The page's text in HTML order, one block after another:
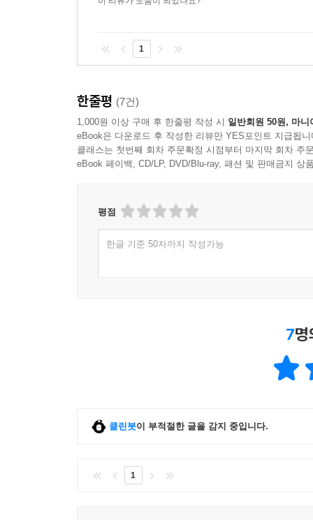
1) 고립어는 단어의 형태가 변하지 않으며 접사
결정된다. 고전 한문과 현대 중국어가 그 예다. 중국
2) 교착어는 어근에 접사가 결합하여 단어가 형
언어가 대체로 교착어이다. 일본어와 한국어가 그
바꾸어도 뉘앙스는 조금 달라질 수 있지만 뜻은 변
3) 굴절어는 관사, 명사, 형용사, 동사의 어미가
‘Ich liebe dich’이다. 동사원형 lieben은 인칭
liebt(그녀는 사랑한다).
4. 동아시아의 라틴어인 고전 한문에 입문하는 길
한문과 따로 또 같이 배우는 중국어와 일본어 학습
겪었지만 최보가 가까스로 조선 관인(官人)임을
교류의 수준과 양식을 증언하는 기록이다. 하지
중국인과 의사소통을 한 주된 수단은 바로 필담(筆
1
한줄평 (7건)
1,000원 이상 구매 후 한줄평 작성 시 일반회원 50원, 마니
eBook은 다운로드 후 작성한 리뷰만 YES포인트 지급됩니
클래스는 첫번째 회차 주문확정 시점부터 마지막 회차 주
eBook 페이백, CD/LP, DVD/Blu-ray, 패션 및 판매금지 상
평점
한글 기준 50자까지 작성가능
7
클린봇이 부적절한 글을 감지 중입니다.
1